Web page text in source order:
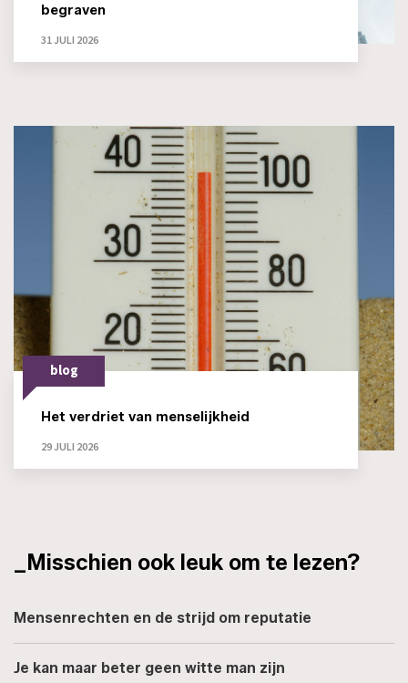
begraven
31 JULI 2026
blog
Het verdriet van menselijkheid
29 JULI 2026
_Misschien ook leuk om te lezen?
Mensenrechten en de strijd om reputatie
Je kan maar beter geen witte man zijn